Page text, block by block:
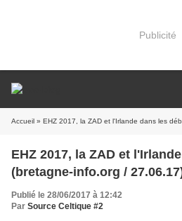
Publicité
Accueil » EHZ 2017, la ZAD et l'Irlande dans les
EHZ 2017, la ZAD et
(bretagne-info.org /
Publié le 28/06/2017 à 12:42
Par Source Celtique #2